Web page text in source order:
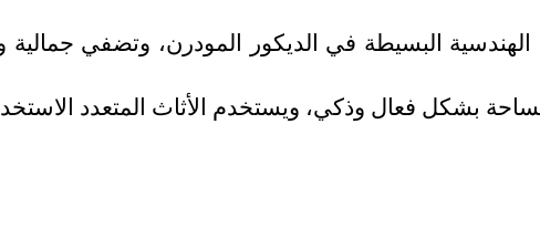
الهندسية البسيطة في الديكور المودرن، وتضفي جمالية
بشكل فعال وذكي، ويستخدم الأثاث المتعدد